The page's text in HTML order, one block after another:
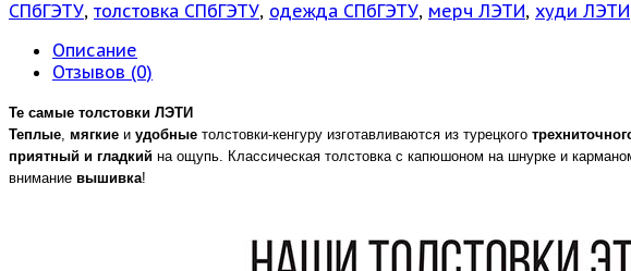
СПбГЭТУ, толстовка СПбГЭТУ, одежда СПбГЭТУ, мерч ЛЭТИ, худи ЛЭТИ
Описание
Отзывов (0)
Те самые толстовки ЛЭТИ
Теплые мягкие и удобные толстовки-кенгуру изготавливаются из турецкого
приятный и гладкий на ощупь. Классическая толстовка с капюшоном на шнурке и
внимание вышивка!